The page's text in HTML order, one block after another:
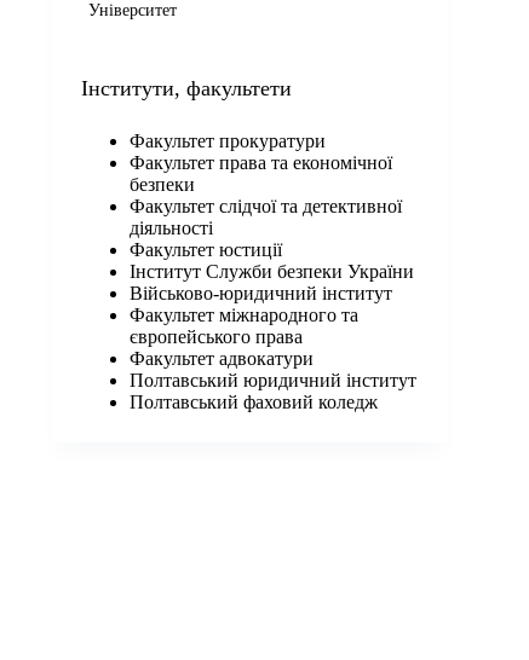
Університет
Iнститути, факультети
Факультет прокуратури
Факультет права та економічної
безпеки
Факультет слідчої та детективної
діяльності
Факультет юстиції
Інститут Служби безпеки України
Військово-юридичний інститут
Факультет міжнародного та
європейського права
Факультет адвокатури
Полтавський юридичний інститут
Полтавський фаховий коледж